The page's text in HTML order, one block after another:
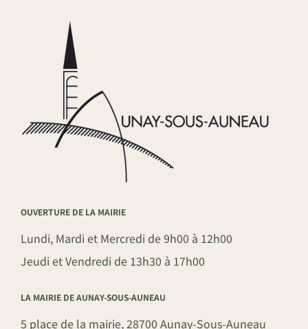
OUVERTURE DE LA MAIRIE
Lundi, Mardi et Mercredi de 9h00 à 12h00
Jeudi et Vendredi de 13h30 à 17h00
LA MAIRIE DE AUNAY-SOUS-AUNEAU
5 place de la mairie, 28700 Aunay-Sous-Auneau